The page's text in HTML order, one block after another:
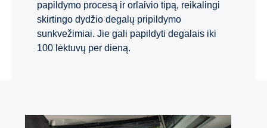
papildymo procesą ir orlaivio tipą, reikalingi
skirtingo dydžio degalų pripildymo
sunkvežimiai. Jie gali papildyti degalais iki
100 lėktuvų per dieną.